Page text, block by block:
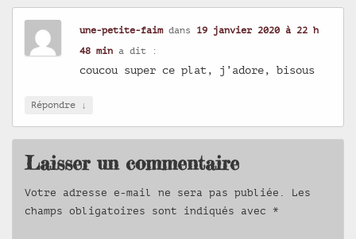
une-petite-faimdans 19 janvier 2020 à 22 h
48 min a dit :
coucou super ce plat, j’adore, bisous
Répondre ↓
Laisser un commentaire
Votre adresse e-mail ne sera pas publiée.
Les
champs obligatoires sont indiqués avec *